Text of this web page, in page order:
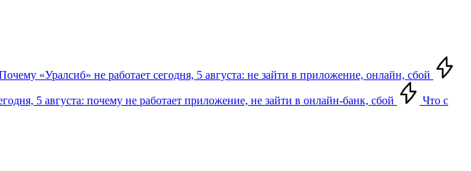
«Уралсиб» не работает сегодня, 5 августа: не зайти в приложение, онлайн, сбой
5 августа: почему не работает приложение, не зайти в онлайн-банк, сбой
Что с